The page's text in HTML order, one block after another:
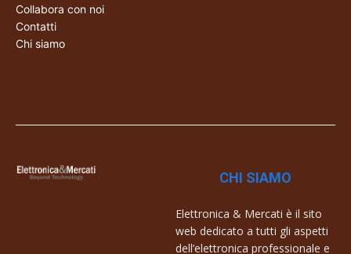
Collabora con noi
Contatti
Chi siamo
CHI SIAMO
Elettronica & Mercati è il sito
web dedicato a tutti gli aspetti
dell’elettronica professionale e